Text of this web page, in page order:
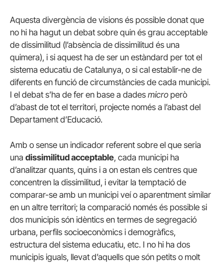
Aquesta divergència de visions és possible donat que
no hi ha hagut un debat sobre quin és grau acceptable
de dissimilitud (l’absència de dissimilitud és una
quimera), i si aquest ha de ser un estàndard per tot el
sistema educatiu de Catalunya, o si cal establir-ne de
diferents en funció de circumstàncies de cada municipi.
I el debat s’ha de fer en base a dades micro però
d’abast de tot el territori, projecte només a l’abast del
Departament d’Educació.
Amb o sense un indicador referent sobre el que seria
una dissimilitud acceptable, cada municipi ha
d’analitzar quants, quins i a on estan els centres que
concentren la dissimilitud, i evitar la temptació de
comparar-se amb un municipi veí o aparentment similar
en un altre territori; la comparació només és possible si
dos municipis són idèntics en termes de segregació
urbana, perfils socioeconòmics i demogràfics,
estructura del sistema educatiu, etc. I no hi ha dos
municipis iguals, llevat d’aquells que són petits o molt